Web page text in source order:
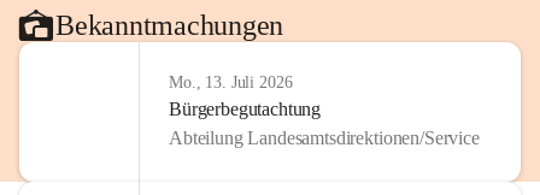
Bekanntmachungen
Mo., 13. Juli 2026
Bürgerbegutachtung
Abteilung Landesamtsdirektionen/Service